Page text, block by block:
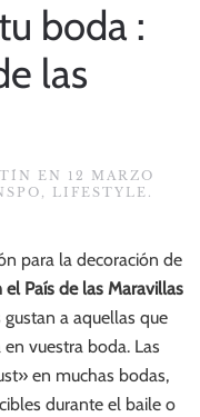
boda :
las
EN 12 MARZO
, LIFESTYLE .
para la decoración de
el País de las Maravillas
a aquellas que
vuestra boda. Las
en muchas bodas,
durante el baile o